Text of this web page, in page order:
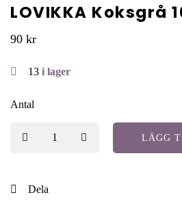
LOVIKKA Koksgrå
90 kr
13 i lager
Antal
LÄGG
Dela